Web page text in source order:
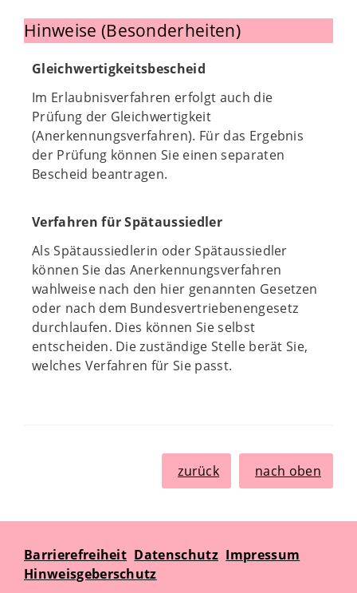
Hinweise (Besonderheiten)
Gleichwertigkeitsbescheid
Im Erlaubnisverfahren erfolgt auch die
Prüfung der Gleichwertigkeit
(Anerkennungsverfahren). Für das Ergebnis
der Prüfung können Sie einen separaten
Bescheid beantragen.
Verfahren für Spätaussiedler
Als Spätaussiedlerin oder Spätaussiedler
können Sie das Anerkennungsverfahren
wahlweise nach den hier genannten Gesetzen
oder nach dem Bundesvertriebenengesetz
durchlaufen. Dies können Sie selbst
entscheiden. Die zuständige Stelle berät Sie,
welches Verfahren für Sie passt.
zurück nach oben
Barrierefreiheit Datenschutz Impressum
Hinweisgeberschutz